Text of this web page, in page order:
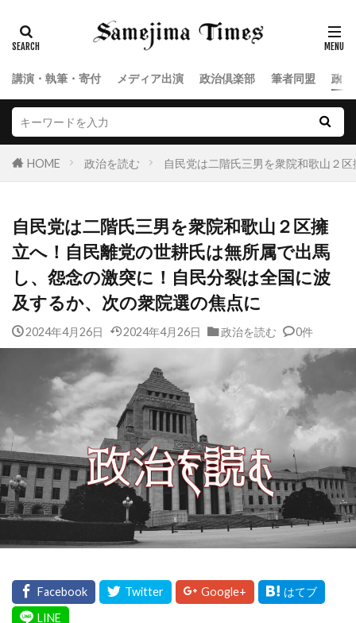
講演・執筆・寄付 メディア出演 政治倶楽部 筆者同盟 政
HOME 政治を読む 自民党は二階氏三男を衆院和歌山２
自民党は二階氏三男を衆院和歌山２区擁
立へ！自民離党の世耕氏は無所属で出馬
し、怨念の激突に！自民分裂は全国に波
及するか、次の衆院選の焦点に
2024年4月26日 2024年4月26日 政治を読む 0件